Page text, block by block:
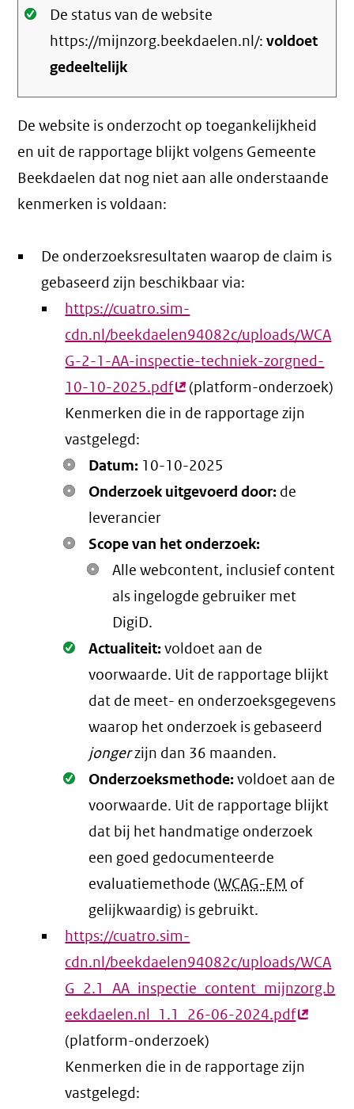
Oké.
De status van de website
https://mijnzorg.beekdaelen.nl/:voldoet
gedeeltelijk
De website is onderzocht op toegankelijkheid
en uit de rapportage blijkt volgens Gemeente
Beekdaelen dat nog niet aan alle onderstaande
kenmerken is voldaan:
De onderzoeksresultaten waarop de claim is
gebaseerd zijn beschikbaar via:
https://cuatro.sim-
cdn.nl/beekdaelen94082c/uploads/WCA
G-2-1-AA-inspectie-techniek-zorgned-
10-10-2025.pdf(externe
link)
(platform-onderzoek)
Kenmerken die in de rapportage zijn
vastgelegd:
Datum: 10-10-2025
Onderzoek uitgevoerd door: de
leverancier
Scope van het onderzoek:
Alle webcontent, inclusief content
als ingelogde gebruiker met
DigiD.
Oké.
Actualiteit:voldoet aan de
voorwaarde. Uit de rapportage blijkt
dat de meet- en onderzoeksgegevens
waarop het onderzoek is gebaseerd
jongerzijn dan 36 maanden.
Oké.
Onderzoeksmethode:voldoet aan de
voorwaarde. Uit de rapportage blijkt
dat bij het handmatige onderzoek
een goed gedocumenteerde
evaluatiemethode (WCAG-EM of
gelijkwaardig) is gebruikt.
https://cuatro.sim-
cdn.nl/beekdaelen94082c/uploads/WCA
G_2.1_AA_inspectie_content_mijnzorg.b
eekdaelen.nl_1.1_26-06-2024.pdf(externe
(platform-onderzoek)
Kenmerken die in de rapportage zijn
vastgelegd: